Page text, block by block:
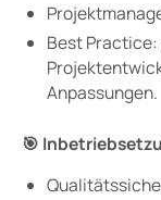
Best Practice:
Anpassungen.
🎯